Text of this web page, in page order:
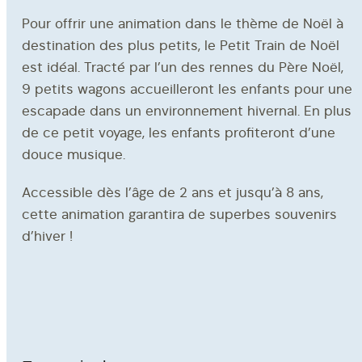
ACCOMPAGNEMENT
À propos
Contact
Demande de devis
Pour offrir une animation dans le thème de Noël à
destination des plus petits, le Petit Train de Noël
est idéal. Tracté par l’un des rennes du Père Noël,
9 petits wagons accueilleront les enfants pour une
escapade dans un environnement hivernal. En plus
de ce petit voyage, les enfants profiteront d’une
douce musique.
Accessible dès l’âge de 2 ans et jusqu’à 8 ans,
cette animation garantira de superbes souvenirs
d’hiver !